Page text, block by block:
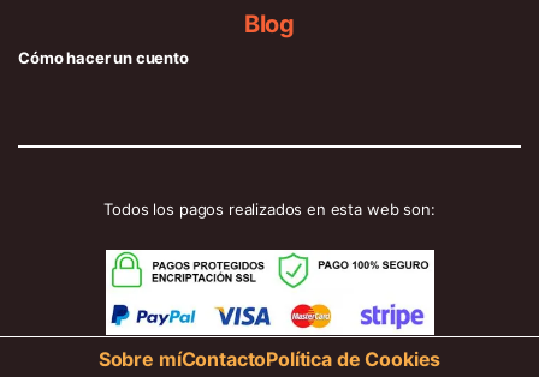
Blog
Cómo hacer un cuento
Todos los pagos realizados en esta web son:
Sobre míContactoPolítica de Cookies